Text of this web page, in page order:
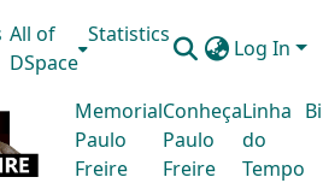
All of
DSpace
Statistics
Log In
Memorial
Paulo
Freire
Conheça
Paulo
Freire
Linha
do
Tempo